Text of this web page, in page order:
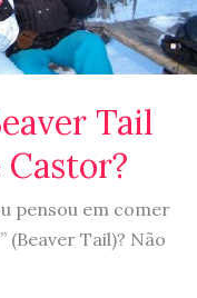
Tail
Castor?
pensou em comer
(Beaver Tail)? Não